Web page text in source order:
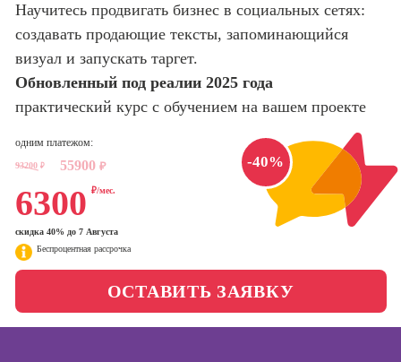
Школа психологии
Школа актерского
мастерства
управления
Фотошкола
Школа медиа
Школа рисования
Профессия
Интернет-
маркетингу в
социальных
сетях (SMM-
менеджер)
Профессия
Специалист по
Курсы
Научитесь продвигать бизнес в социальных сетях:
создавать продающие тексты, запоминающийся
визуал и запускать таргет.
Обновленный под реалии 2025 года
практический курс с обучением на вашем проекте
-40%
одним платежом:
93200 ₽ 55900 ₽
6300 ₽/мес.
скидка 40% до 7 Августа
Беспроцентная рассрочка
ОСТАВИТЬ ЗАЯВКУ